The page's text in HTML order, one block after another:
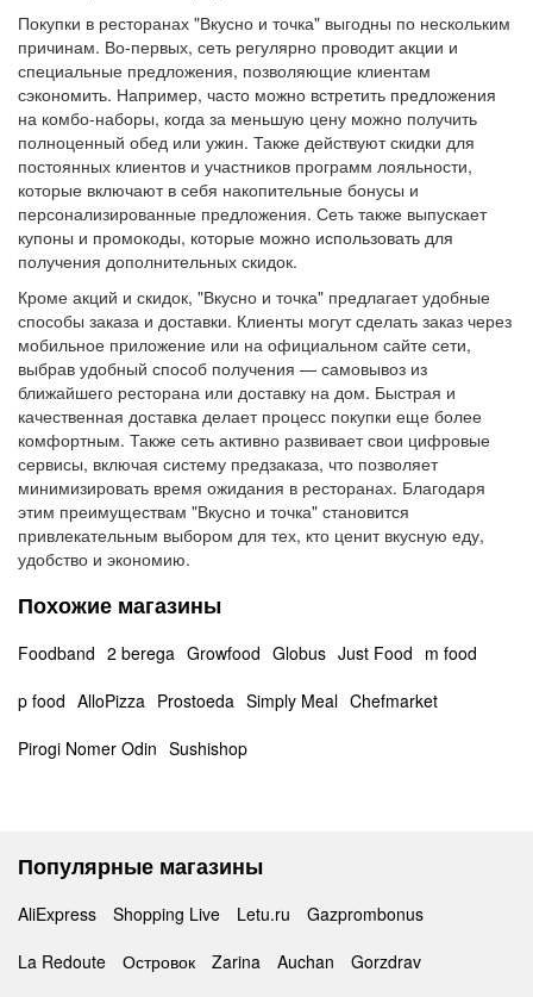
Покупки в ресторанах "Вкусно и точка" выгодны по нескольким
причинам. Во-первых, сеть регулярно проводит акции и
специальные предложения, позволяющие клиентам
сэкономить. Например, часто можно встретить предложения
на комбо-наборы, когда за меньшую цену можно получить
полноценный обед или ужин. Также действуют скидки для
постоянных клиентов и участников программ лояльности,
которые включают в себя накопительные бонусы и
персонализированные предложения. Сеть также выпускает
купоны и промокоды, которые можно использовать для
получения дополнительных скидок.
Кроме акций и скидок, "Вкусно и точка" предлагает удобные
способы заказа и доставки. Клиенты могут сделать заказ через
мобильное приложение или на официальном сайте сети,
выбрав удобный способ получения — самовывоз из
ближайшего ресторана или доставку на дом. Быстрая и
качественная доставка делает процесс покупки еще более
комфортным. Также сеть активно развивает свои цифровые
сервисы, включая систему предзаказа, что позволяет
минимизировать время ожидания в ресторанах. Благодаря
этим преимуществам "Вкусно и точка" становится
привлекательным выбором для тех, кто ценит вкусную еду,
удобство и экономию.
Похожие магазины
Foodband 2 berega Growfood Globus Just Food m food
p food AlloPizza Prostoeda Simply Meal Chefmarket
Pirogi Nomer Odin Sushishop
Популярные магазины
AliExpress Shopping Live Letu.ru
Gazprombonus
La Redoute
Островок Zarina Auchan Gorzdrav